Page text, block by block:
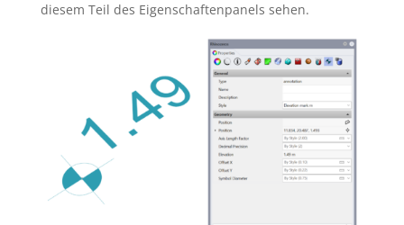
diesem Teil des Eigenschaftenpanels sehen.